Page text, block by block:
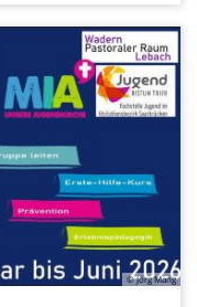
© Jörg Mang